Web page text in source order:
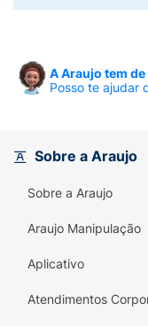
A Araujo tem
Posso te ajudar
Sobre a Araujo
Sobre a Araujo
Araujo Manipulação
Aplicativo
Atendimentos